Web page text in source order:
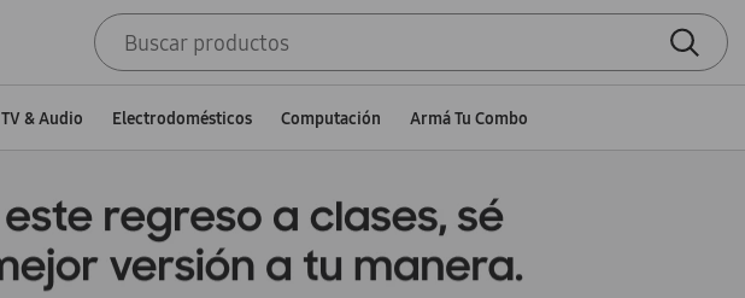
TV & Audio Electrodomésticos Computación Armá Tu Combo